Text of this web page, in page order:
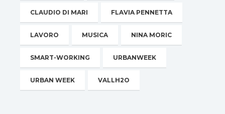
CLAUDIO DI MARI FLAVIA PENNETTA
LAVORO MUSICA NINA MORIC
SMART-WORKING URBANWEEK
URBAN WEEK VALLH2O